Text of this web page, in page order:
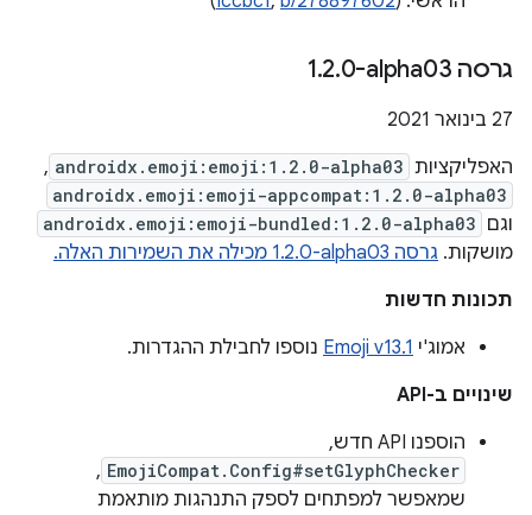
גרסה ‎1 .2.0-alpha03
‫27 בינואר 2021
האפליקציות androidx.emoji:emoji:1.2.0-alpha03
,
androidx.emoji:emoji-appcompat:1.2.0-alpha03
וגם androidx.emoji:emoji-bundled:1.2.0-alpha03
מושקות. גרסה ‎1.2.0-alpha03 מכילה את השמירות האלה.
תכונות חדשות
אמוג'י Emoji v13.1 נוספו לחבילת ההגדרות.
שינויים ב-API
הוספנו API חדש,‏
EmojiCompat.Config#setGlyphChecker
,
שמאפשר למפתחים לספק התנהגות מותאמת